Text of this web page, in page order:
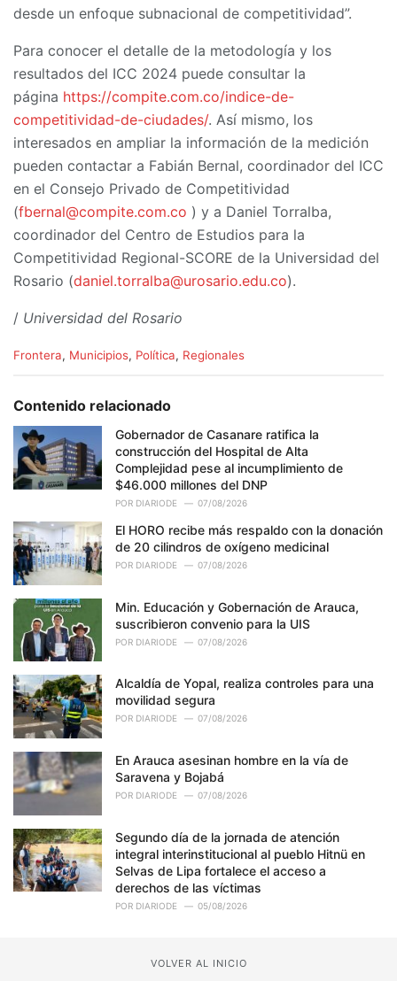
desde un enfoque subnacional de competitividad”.
Para conocer el detalle de la metodología y los
resultados del ICC 2024 puede consultar la
página https://compite.com.co/indice-de-
competitividad-de-ciudades/. Así mismo, los
interesados en ampliar la información de la medición
pueden contactar a Fabián Bernal, coordinador del ICC
en el Consejo Privado de Competitividad
(fbernal@compite.com.co ) y a Daniel Torralba,
coordinador del Centro de Estudios para la
Competitividad Regional-SCORE de la Universidad del
Rosario (daniel.torralba@urosario.edu.co).
/ Universidad del Rosario
C
e
r
i
e
Frontera, Municipios, Política, Regionales
Contenido relacionado
Gobernador de Casanare ratifica la
construcción del Hospital de Alta
Complejidad pese al incumplimiento de
$46.000 millones del DNP
POR DIARIODE 07/08/2026
El HORO recibe más respaldo con la donación
de 20 cilindros de oxígeno medicinal
POR DIARIODE 07/08/2026
Min. Educación y Gobernación de Arauca,
suscribieron convenio para la UIS
POR DIARIODE 07/08/2026
Alcaldía de Yopal, realiza controles para una
movilidad segura
POR DIARIODE 07/08/2026
En Arauca asesinan hombre en la vía de
Saravena y Bojabá
POR DIARIODE 07/08/2026
Segundo día de la jornada de atención
integral interinstitucional al pueblo Hitnü en
Selvas de Lipa fortalece el acceso a
derechos de las víctimas
POR DIARIODE 05/08/2026
VOLVER AL INICIO